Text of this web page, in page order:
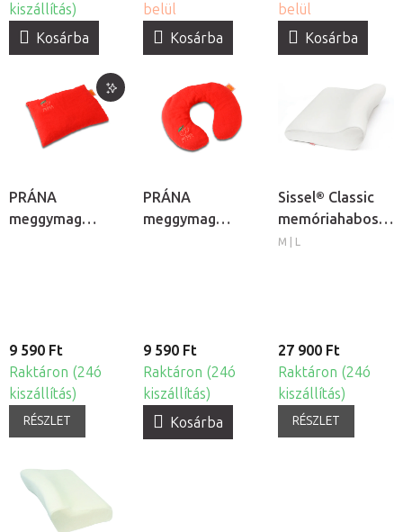
kiszállítás)
Kosárba
belül
Kosárba
belül
Kosárba
PRÁNA
meggymag
9 590 Ft
Raktáron (24ó
kiszállítás)
RÉSZLET
PRÁNA
meggymag
9 590 Ft
Raktáron (24ó
kiszállítás)
Kosárba
Sissel® Classic
memóriahabos
ortopéd párna
M | L
27 900 Ft
Raktáron (24ó
kiszállítás)
RÉSZLET